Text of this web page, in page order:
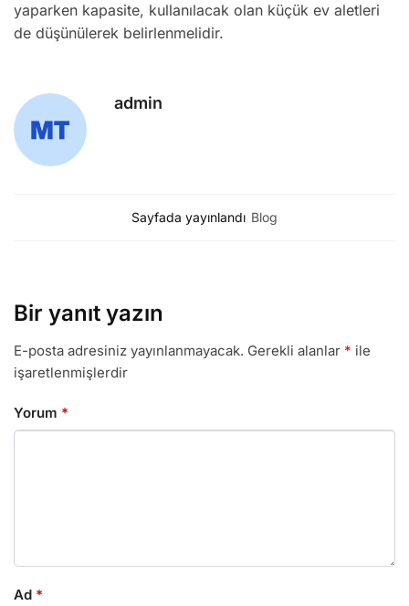
yaparken kapasite, kullanılacak olan küçük ev aletleri
de düşünülerek belirlenmelidir.
admin
Sayfada yayınlandı Blog
Bir yanıt yazın
E-posta adresiniz yayınlanmayacak. Gerekli alanlar * ile
işaretlenmişlerdir
Yorum *
Ad *